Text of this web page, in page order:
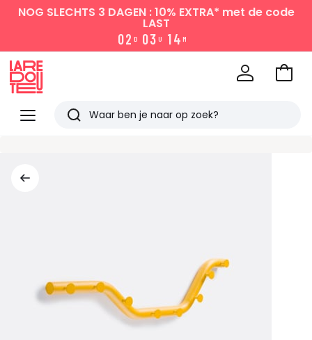
NOG SLECHTS 3 DAGEN : 10% EXTRA* met de code
LAST
02 D 03 U 14 M
Menu
Redoute
Zoeken
Naar